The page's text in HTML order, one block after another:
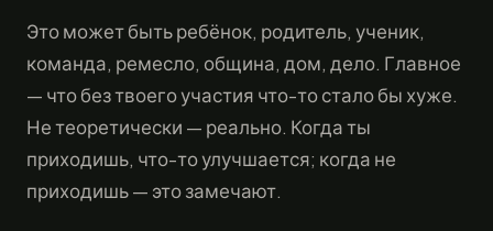
Это может быть ребёнок, родитель, ученик,
команда, ремесло, община, дом, дело. Главное
— что без твоего участия что-то стало бы хуже.
Не теоретически — реально. Когда ты
приходишь, что-то улучшается; когда не
приходишь — это замечают.